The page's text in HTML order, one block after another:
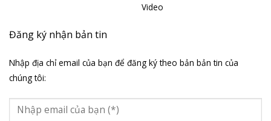
Video
Đăng ký nhận bản tin
Nhập địa chỉ email của bạn để đăng ký theo bản bản tin của
chúng tôi: